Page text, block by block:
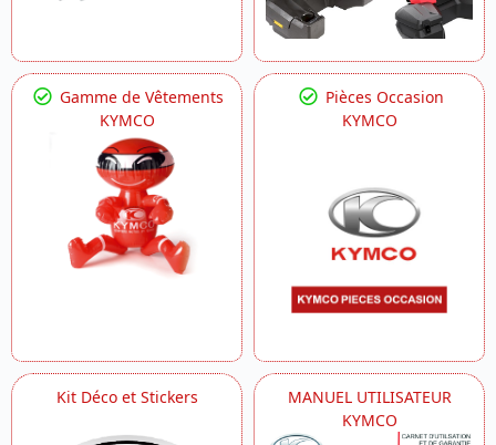
Gamme de Vêtements
KYMCO
Pièces Occasion
KYMCO
Kit Déco et Stickers
MANUEL UTILISATEUR
KYMCO